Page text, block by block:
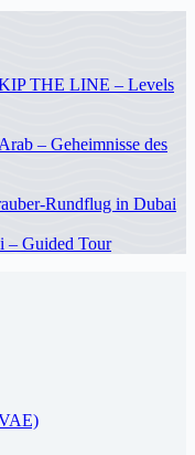
THE LINE – Levels
– Geheimnisse des
Rundflug in Dubai
– Guided Tour